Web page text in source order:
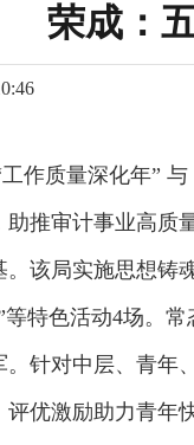
荣成：
作质量深化年”
推审计事业高质
该局实施思想铸
特色活动4场。
针对中层、青年
优激励助力青年